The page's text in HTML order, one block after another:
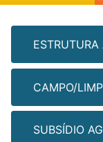
CAMPO/
SUBSÍDIO